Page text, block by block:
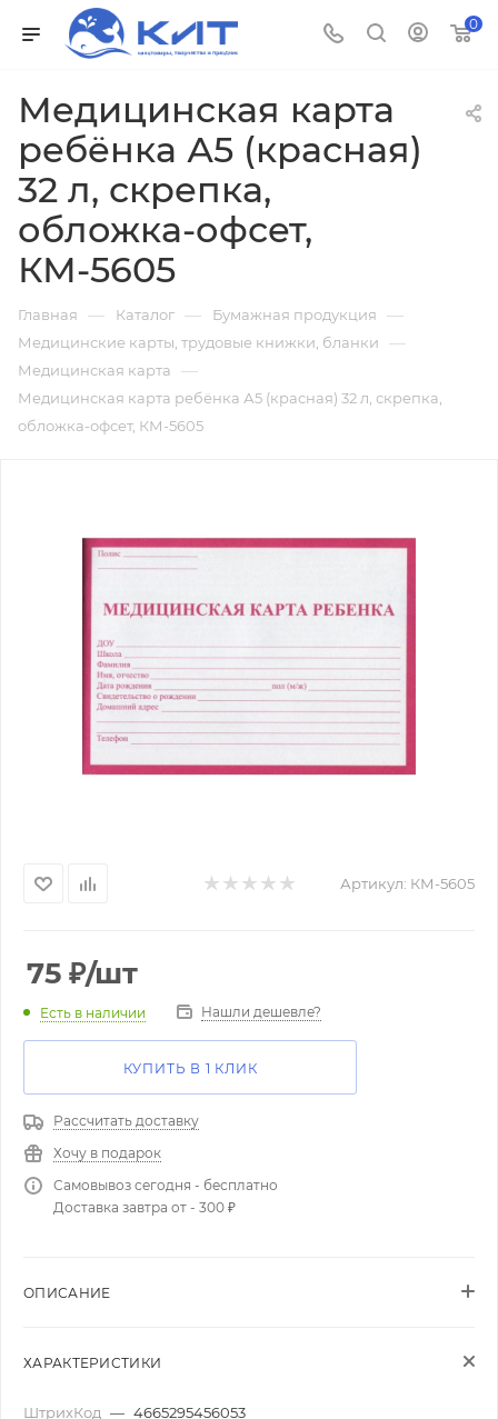
0
Медицинская карта
ребёнка А5 (красная)
32 л, скрепка,
обложка-офсет,
КМ-5605
Главная — Каталог — Бумажная продукция —
Медицинские карты, трудовые книжки, бланки —
Медицинская карта —
Медицинская карта ребёнка А5 (красная) 32 л, скрепка,
обложка-офсет, КМ-5605
Артикул: КМ-5605
75 ₽/шт
Есть в наличии Нашли дешевле?
КУПИТЬ В 1 КЛИК
Рассчитать доставку
Хочу в подарок
Самовывоз сегодня - бесплатно
Доставка завтра от - 300 ₽
ОПИСАНИЕ
ХАРАКТЕРИСТИКИ
ШтрихКод — 4665295456053